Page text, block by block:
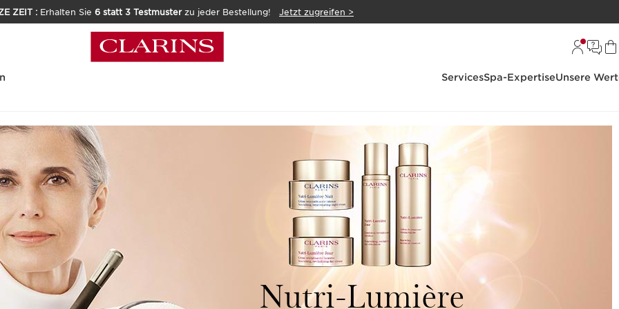
ZEIT : Erhalten Sie 6 statt 3 Testmusterzu jeder Bestellung!
Jetzt zugreifen >
ServicesSpa-ExpertiseUnsere
Nutri-Lumière